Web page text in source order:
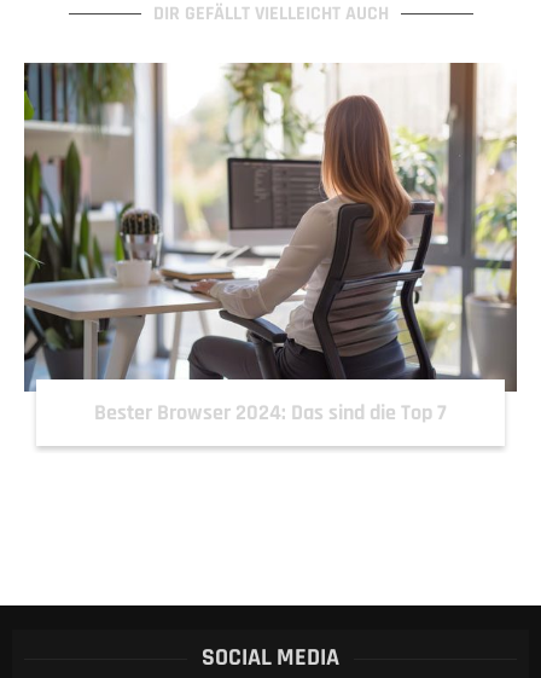
DIR GEFÄLLT VIELLEICHT AUCH
Bester Browser 2024: Das sind die Top 7
SOCIAL MEDIA